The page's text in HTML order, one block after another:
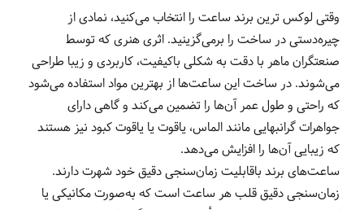
وقتی لوکس ترین برند ساعت را انتخاب می‌کنید، نمادی از
چیره‌دستی در ساخت را برمی‌گزینید. اثری هنری که توسط
صنعتگران ماهر با دقت به شکلی باکیفیت، کاربردی و زیبا طراحی
می‌شوند. در ساخت این ساعت‌ها از بهترین مواد استفاده می‌شود
که راحتی و طول عمر آن‌ها را تضمین می‌کند و گاهی دارای
جواهرات گرانبهایی مانند الماس، یاقوت یا یاقوت کبود نیز هستند
که زیبایی آن‌ها را افزایش می‌دهد.
ساعت‌های برند باقابلیت زمان‌سنجی دقیق خود شهرت دارند.
زمان‌سنجی دقیق قلب هر ساعت است که به‌صورت مکانیکی یا